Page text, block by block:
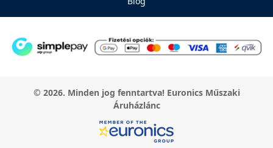
© 2026. Minden jog fenntartva! Euronics Műszaki
Áruházlánc